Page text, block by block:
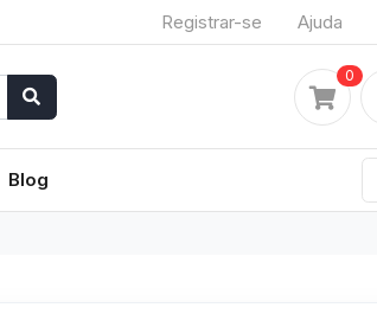
Registrar-se Ajuda
0
Blog